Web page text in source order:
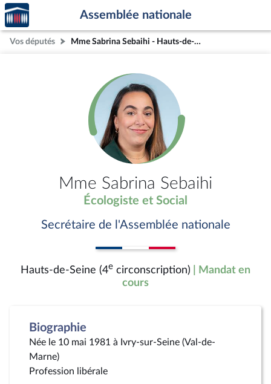
Aller au contenu
Aller en bas de la page
Accèder
à la
page
d'accueil
Assemblée nationale
Vos députés Mme Sabrina Sebaihi - Hauts-de-Seine (4e circonscription)
Mme Sabrina Sebaihi
Écologiste et Social
Secrétaire de l'Assemblée nationale
Hauts-de-Seine (4e circonscription)
| Mandat en
cours
Biographie
Née le 10 mai 1981 à Ivry-sur-Seine (Val-de-
Marne)
Profession libérale